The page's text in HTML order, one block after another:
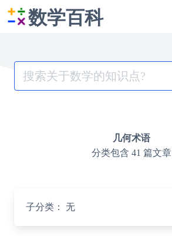
数学百科
for:
几何术语
分类包含 41 篇文章
子分类： 无